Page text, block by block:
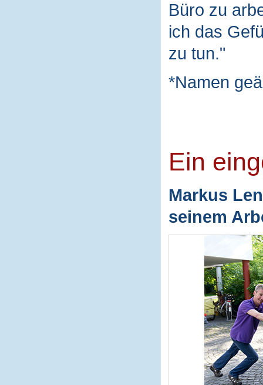
Büro zu
ich das
zu tun."
*Namen
Ein
Markus
seinem